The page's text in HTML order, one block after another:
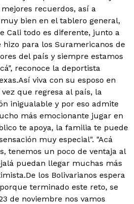
recuerdos, así a
bien en el tablero general,
Cali todo es diferente, junto a
para los Suramericanos de
del país y siempre estamos
reconoce la deportista
viva con su esposo en
que regresa al país, la
inigualable y por eso admite
más emocionante jugar en
te apoya, la familia te puede
muy especial". "Acá
tenemos un poco de ventaja al
puedan llegar muchas más
los Bolivarianos espera
terminado este reto, se
de noviembre nos vamos